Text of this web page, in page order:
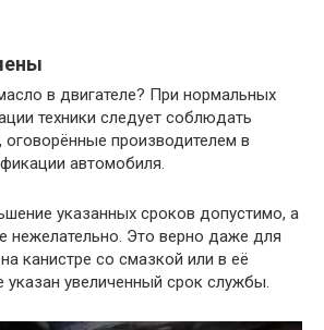
в двигателе? При нормальных
техники следует соблюдать
производителем в
автомобиля.
указанных сроков допустимо, а
нежелательно. Это верно даже для
канистре со смазкой или в её
указан увеличенный срок службы.